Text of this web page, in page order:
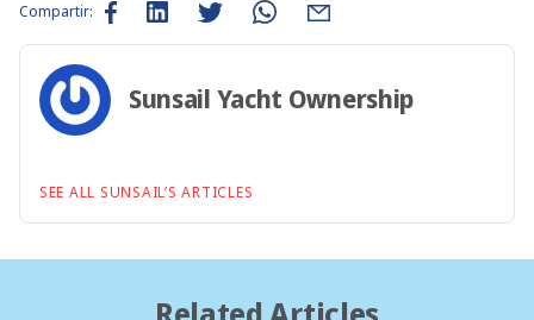
Compartir:
Sunsail Yacht Ownership
SEE ALL SUNSAIL’S ARTICLES